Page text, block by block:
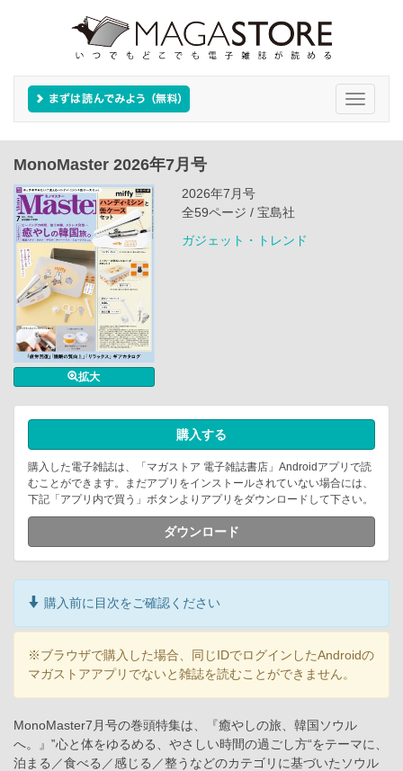
Toggle
MonoMaster 2026年7月号
拡大
2026年7月号
全59ページ / 宝島社
ガジェット・トレンド
購入する
購入した電子雑誌は、「マガストア 電子雑誌書店」Androidアプリで読
むことができます。まだアプリをインストールされていない場合には、
下記「アプリ内で買う」ボタンよりアプリをダウンロードして下さい。
ダウンロード
購入前に目次をご確認ください
※ブラウザで購入した場合、同じIDでログインしたAndroidの
マガストアアプリでないと雑誌を読むことができません。
MonoMaster7月号の巻頭特集は、『癒やしの旅、韓国ソウル
へ。』‟心と体をゆるめる、やさしい時間の過ごし方“をテーマに、
泊まる／食べる／感じる／整うなどのカテゴリに基づいたソウル